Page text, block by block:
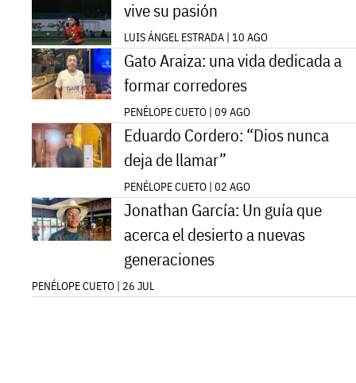
vive su pasión
LUIS ÁNGEL ESTRADA | 10 AGO
Gato Araiza: una vida dedicada a
formar corredores
PENÉLOPE CUETO | 09 AGO
Eduardo Cordero: “Dios nunca
deja de llamar”
PENÉLOPE CUETO | 02 AGO
Jonathan García: Un guía que
acerca el desierto a nuevas
generaciones
PENÉLOPE CUETO | 26 JUL